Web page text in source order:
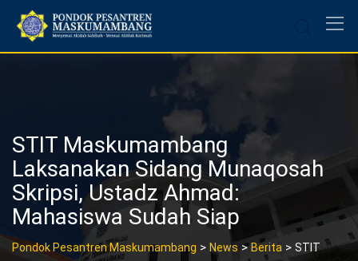
content
STIT Maskumambang
Laksanakan Sidang Munaqosah
Skripsi, Ustadz Ahmad:
Mahasiswa Sudah Siap
Pondok Pesantren Maskumambang > News > Berita > STIT